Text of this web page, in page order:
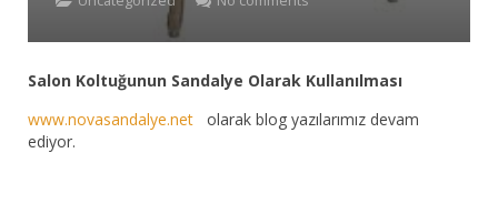
Restaurant Sandalyesi
Plastik Sandalye
Salon Koltuğunun Sandalye Olarak Kullanılması
www.novasandalye.net olarak blog yazılarımız devam
ediyor.